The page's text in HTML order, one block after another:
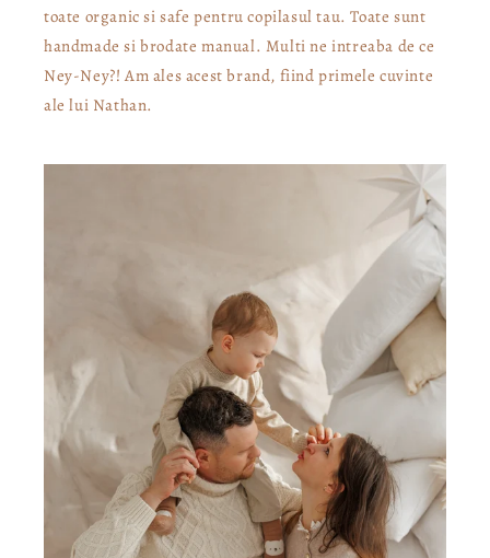
toate organic si safe pentru copilasul tau. Toate sunt
handmade si brodate manual. Multi ne intreaba de ce
Ney-Ney?! Am ales acest brand, fiind primele cuvinte
ale lui Nathan.